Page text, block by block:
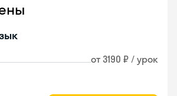
от 3190 ₽ / урок